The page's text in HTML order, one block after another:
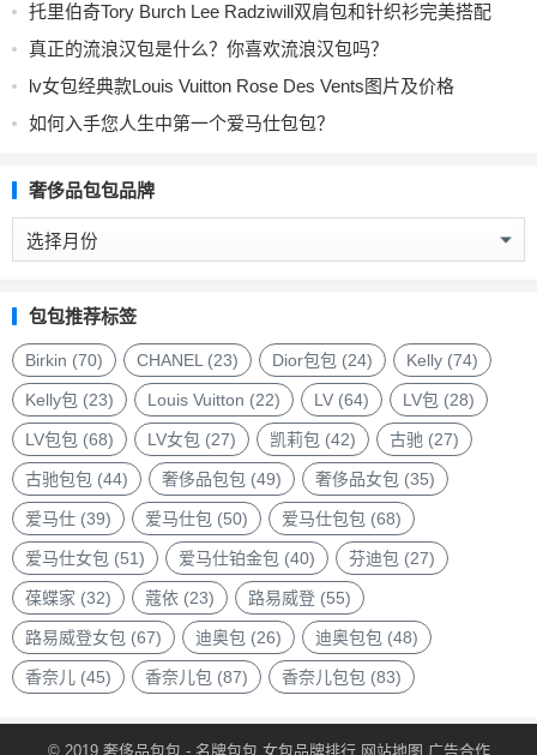
托里伯奇Tory Burch Lee Radziwill双肩包和针织衫完美搭配
真正的流浪汉包是什么？你喜欢流浪汉包吗？
lv女包经典款Louis Vuitton Rose Des Vents图片及价格
如何入手您人生中第一个爱马仕包包？
奢侈品包包品牌
奢
侈
包
包
品
牌
包包推荐标签
Birkin (70) CHANEL (23) Dior包包 (24) Kelly (74)
Kelly包 (23) Louis Vuitton (22) LV (64) LV包 (28)
LV包包 (68) LV女包 (27) 凯莉包 (42) 古驰 (27)
古驰包包 (44) 奢侈品包包 (49) 奢侈品女包 (35)
爱马仕 (39) 爱马仕包 (50) 爱马仕包包 (68)
爱马仕女包 (51) 爱马仕铂金包 (40) 芬迪包 (27)
葆蝶家 (32) 蔻依 (23) 路易威登 (55)
路易威登女包 (67) 迪奥包 (26) 迪奥包包 (48)
香奈儿 (45) 香奈儿包 (87) 香奈儿包包 (83)
© 2019 奢侈品包包 - 名牌包包 女包品牌排行网站地图 广告合作